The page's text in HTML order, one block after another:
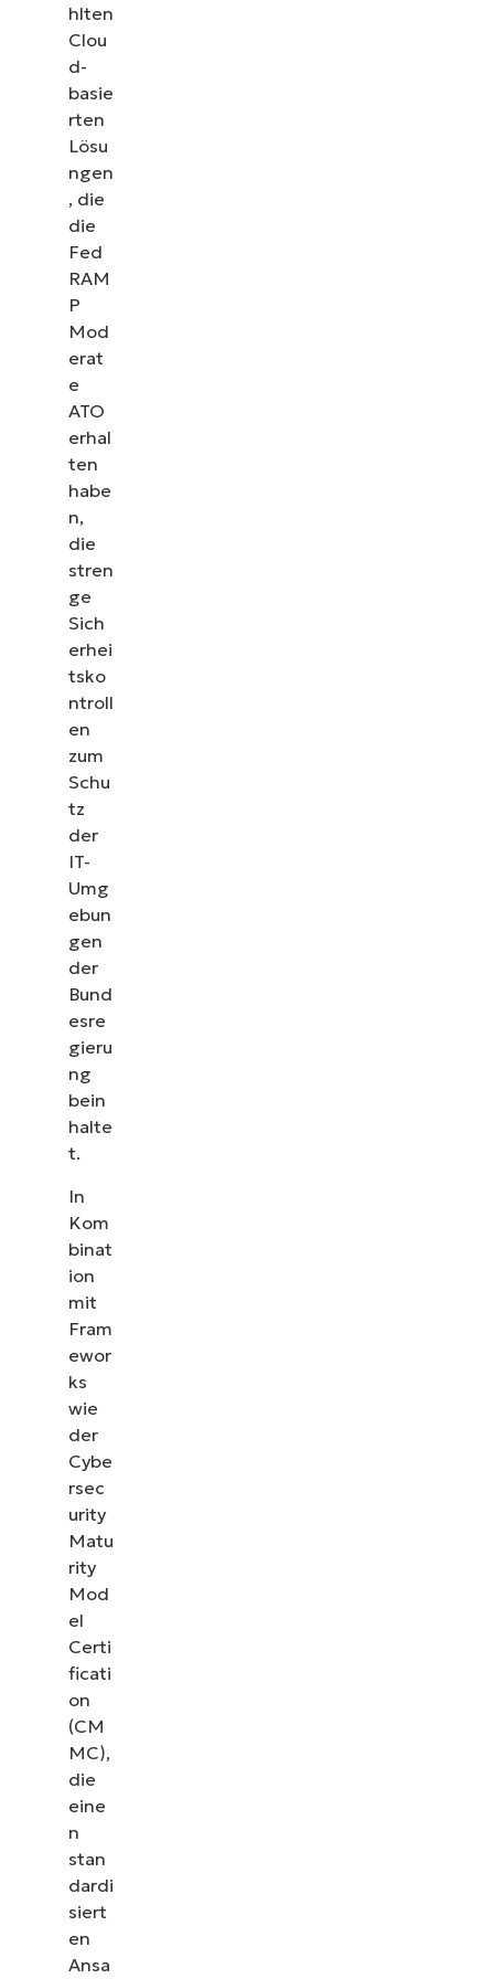
hlten
Clou
d-
basie
rten
Lösu
ngen
, die
die
Fed
RAM
P
Mod
erat
e
ATO
erhal
ten
habe
n,
die
stren
ge
Sich
erhei
tsko
ntroll
en
zum
Schu
tz
der
IT-
Umg
ebun
gen
der
Bund
esre
gieru
ng
bein
halte
t.
In
Kom
binat
ion
mit
Fram
ewor
ks
wie
der
Cybe
rsec
urity
Matu
rity
Mod
el
Certi
ficati
on
(CM
MC),
die
eine
n
stan
dardi
siert
en
Ansa